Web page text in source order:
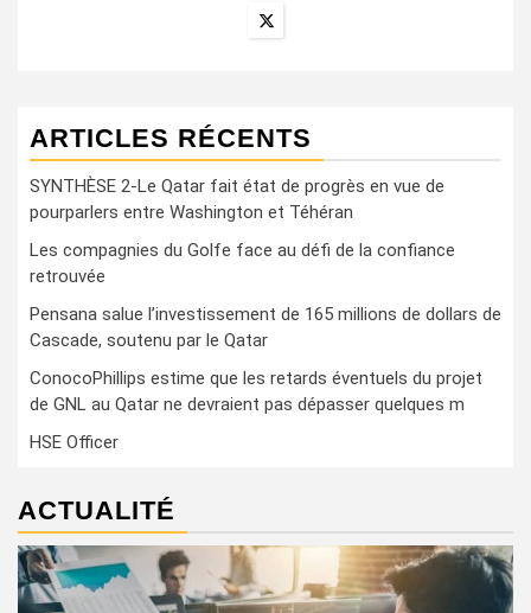
ARTICLES RÉCENTS
SYNTHÈSE 2-Le Qatar fait état de progrès en vue de
pourparlers entre Washington et Téhéran
Les compagnies du Golfe face au défi de la confiance
retrouvée
Pensana salue l’investissement de 165 millions de dollars de
Cascade, soutenu par le Qatar
ConocoPhillips estime que les retards éventuels du projet
de GNL au Qatar ne devraient pas dépasser quelques m
HSE Officer
ACTUALITÉ